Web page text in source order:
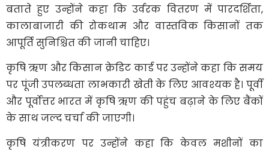
बताते हुए उन्होंने कहा कि उर्वरक वितरण में पारदर्शिता,
कालाबाजारी की रोकथाम और वास्तविक किसानों तक
आपूर्ति सुनिश्चित की जानी चाहिए।
कृषि ऋण और किसान क्रेडिट कार्ड पर उन्होंने कहा कि समय
पर पूंजी उपलब्धता लाभकारी खेती के लिए आवश्यक है। पूर्वी
और पूर्वोत्तर भारत में कृषि ऋण की पहुंच बढ़ाने के लिए बैंकों
के साथ जल्द चर्चा की जाएगी।
कृषि यंत्रीकरण पर उन्होंने कहा कि केवल मशीनों का